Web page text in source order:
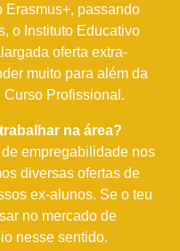
Erasmus+, passando
o Instituto Educativo
oferta extra-
muito para além da
Profissional.
na área?
empregabilidade nos
diversas ofertas de
ex-alunos. Se o teu
no mercado de
nesse sentido.